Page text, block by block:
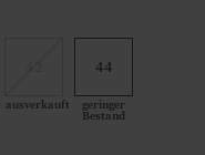
ausverkauft
44
geringer
Bestand